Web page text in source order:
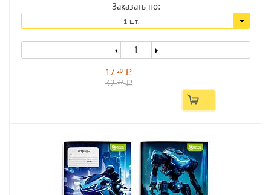
Заказать по:
1 шт.
1720 a
3237 a